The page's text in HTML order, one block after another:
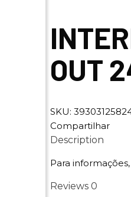
OUT
SKU:
Compartilhar
Description
Para
Reviews 0